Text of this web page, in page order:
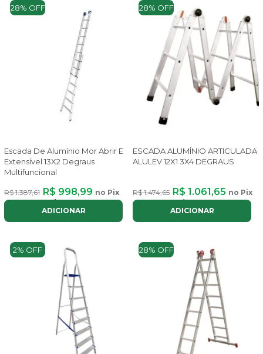
28% OFF
Escada De Alumínio Mor Abrir E
Extensível 13X2 Degraus
Multifuncional
R$ 1.387,61 R$ 998,99 no Pix
ou até
com juros
ADICIONAR
28% OFF
ESCADA ALUMÍNIO ARTICULADA
ALULEV 12X1 3X4 DEGRAUS
R$ 1.474,65 R$ 1.061,65 no Pix
ou até
ADICIONAR
2% OFF 28% OFF